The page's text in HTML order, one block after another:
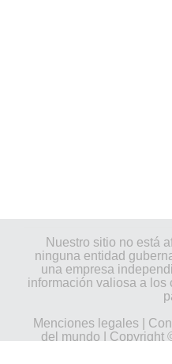
Nuestro sitio no está
ninguna entidad
una empresa
información valiosa a los
Menciones legales
del mundo | Copyright